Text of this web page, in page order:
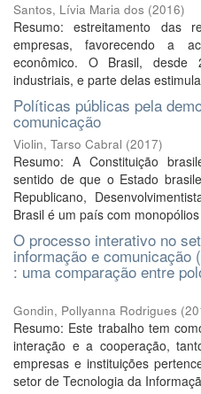
Santos, Lívia Maria dos (2016)
Resumo: estreitamento das
empresas, favorecendo a
econômico. O Brasil, desde
industriais, e parte delas
Políticas públicas pela
comunicação
Violin, Tarso Cabral (2017)
Resumo: A Constituição
sentido de que o Estado
Republicano,
Brasil é um país com
O processo interativo no
informação e comunicação
: uma comparação entre
Gondin, Pollyanna Rodrigues (
Resumo: Este trabalho tem
interação e a cooperação,
empresas e instituições
setor de Tecnologia da